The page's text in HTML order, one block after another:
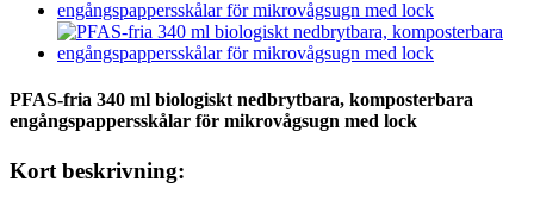
PFAS-fria 340 ml biologiskt nedbrytbara, komposterbara
engångspappersskålar för mikrovågsugn med lock
Kort beskrivning: